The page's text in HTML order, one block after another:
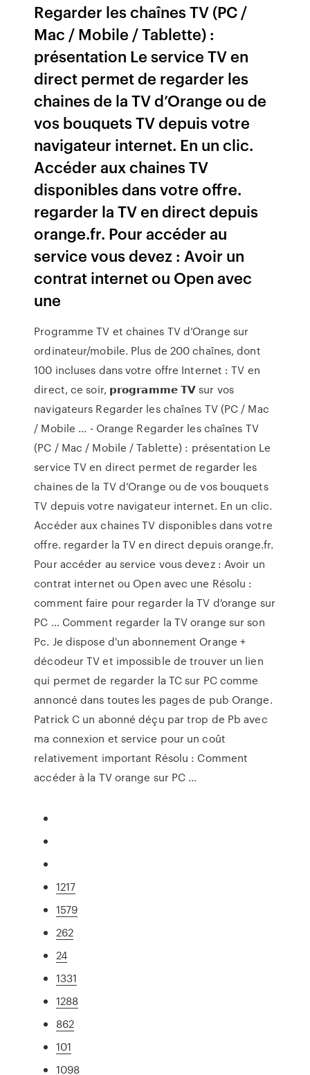
Regarder les chaînes TV (PC /
Mac / Mobile / Tablette) :
présentation Le service TV en
direct permet de regarder les
chaines de la TV d’Orange ou de
vos bouquets TV depuis votre
navigateur internet. En un clic.
Accéder aux chaines TV
disponibles dans votre offre.
regarder la TV en direct depuis
orange.fr. Pour accéder au
service vous devez : Avoir un
contrat internet ou Open avec
une
Programme TV et chaines TV d’Orange sur
ordinateur/mobile. Plus de 200 chaînes, dont
100 incluses dans votre offre Internet : TV en
direct, ce soir, 𝗽𝗿𝗼𝗴𝗿𝗮𝗺𝗺𝗲 𝗧𝗩 sur vos
navigateurs Regarder les chaînes TV (PC / Mac
/ Mobile ... - Orange Regarder les chaînes TV
(PC / Mac / Mobile / Tablette) : présentation Le
service TV en direct permet de regarder les
chaines de la TV d’Orange ou de vos bouquets
TV depuis votre navigateur internet. En un clic.
Accéder aux chaines TV disponibles dans votre
offre. regarder la TV en direct depuis orange.fr.
Pour accéder au service vous devez : Avoir un
contrat internet ou Open avec une Résolu :
comment faire pour regarder la TV d'orange sur
PC ... Comment regarder la TV orange sur son
Pc. Je dispose d'un abonnement Orange +
décodeur TV et impossible de trouver un lien
qui permet de regarder la TC sur PC comme
annoncé dans toutes les pages de pub Orange.
Patrick C un abonné déçu par trop de Pb avec
ma connexion et service pour un coût
relativement important Résolu : Comment
accéder à la TV orange sur PC ...
1217
1579
262
24
1331
1288
862
101
1098